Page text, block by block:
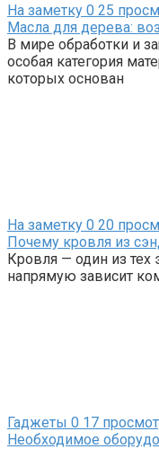
На заметку 0 25
Масла для дерева:
В мире обработки и
особая категория
которых основан
На заметку 0 20
Почему кровля из
Кровля — один из тех
напрямую зависит
Гаджеты 0 17
Необходимое